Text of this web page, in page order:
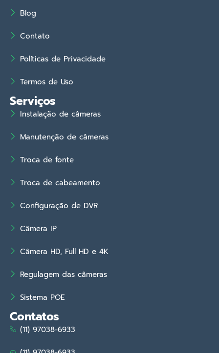
Blog
Contato
Políticas de Privacidade
Termos de Uso
Serviços
Instalação de câmeras
Manutenção de câmeras
Troca de fonte
Troca de cabeamento
Configuração de DVR
Câmera IP
Câmera HD, Full HD e 4K
Regulagem das câmeras
Sistema POE
Contatos
(11) 97038-6933